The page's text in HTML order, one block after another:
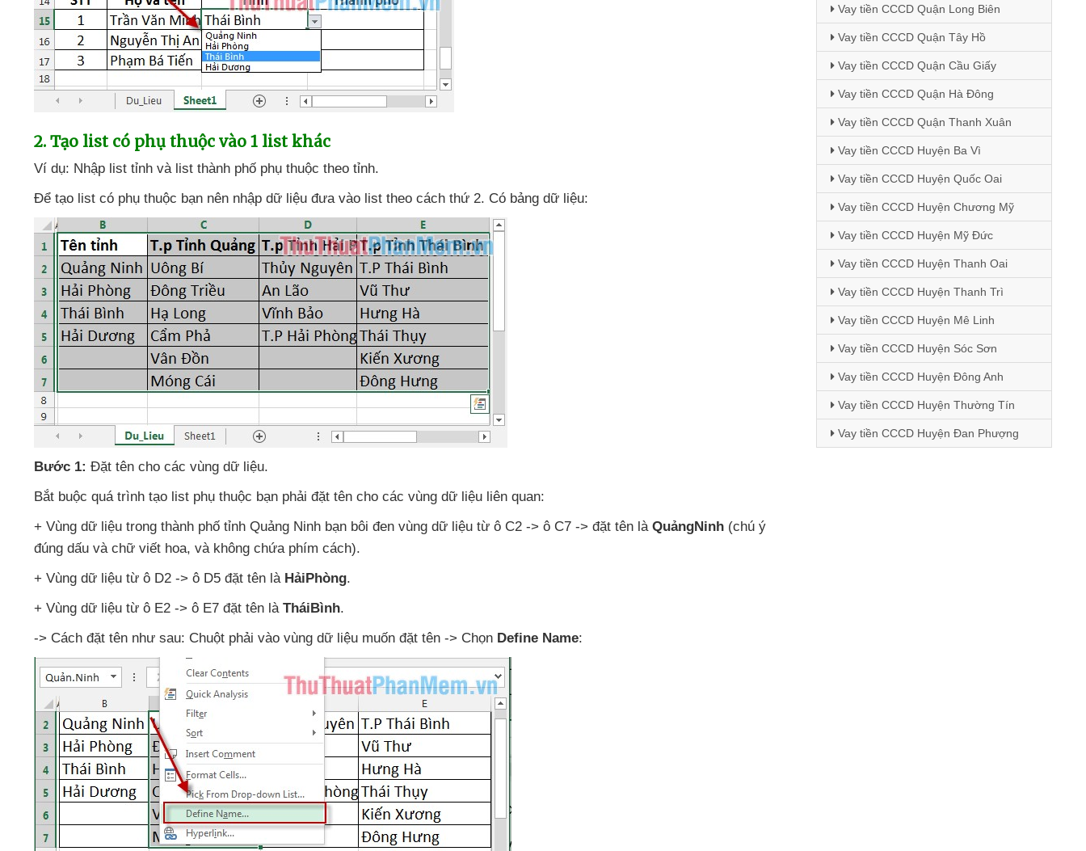
2. Tạo list có phụ thuộc vào 1 list khác
Ví dụ: Nhập list tỉnh và list thành phố phụ thuộc theo tỉnh.
Để tạo list có phụ thuộc bạn nên nhập dữ liệu đưa vào list theo cách thứ 2. Có bảng dữ liệu:
Bước 1: Đặt tên cho các vùng dữ liệu.
Bắt buộc quá trình tạo list phụ thuộc bạn phải đặt tên cho các vùng dữ liệu liên quan:
+ Vùng dữ liệu trong thành phố tỉnh Quảng Ninh bạn bôi đen vùng dữ liệu từ ô C2 -> ô C7 -> đặt tên là QuảngNinh (chú ý
đúng dấu và chữ viết hoa, và không chứa phím cách).
+ Vùng dữ liệu từ ô D2 -> ô D5 đặt tên là HảiPhòng.
+ Vùng dữ liệu từ ô E2 -> ô E7 đặt tên là TháiBình.
-> Cách đặt tên như sau: Chuột phải vào vùng dữ liệu muốn đặt tên -> Chọn Define Name:
Vay tiền CCCD Quận Long Biên
Vay tiền CCCD Quận Tây Hồ
Vay tiền CCCD Quận Cầu Giấy
Vay tiền CCCD Quận Hà Đông
Vay tiền CCCD Quận Thanh Xuân
Vay tiền CCCD Huyện Ba Vì
Vay tiền CCCD Huyện Quốc Oai
Vay tiền CCCD Huyện Chương Mỹ
Vay tiền CCCD Huyện Mỹ Đức
Vay tiền CCCD Huyện Thanh Oai
Vay tiền CCCD Huyện Thanh Trì
Vay tiền CCCD Huyện Mê Linh
Vay tiền CCCD Huyện Sóc Sơn
Vay tiền CCCD Huyện Đông Anh
Vay tiền CCCD Huyện Thường Tín
Vay tiền CCCD Huyện Đan Phượng